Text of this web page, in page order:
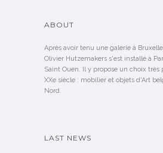
ABOUT
Après avoir tenu une galerie à
Olivier Hutzemakers s'est installé à
Saint Ouen. Il y propose un choix très
XXe siècle : mobilier et objets d'Art
Nord.
LAST NEWS